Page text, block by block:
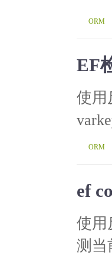
ORM
EF
使用
ORM
ef
使用
测当